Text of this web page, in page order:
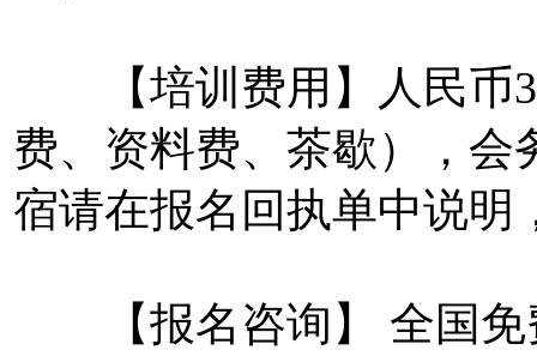
【培训费用】人民币
费、资料费、茶歇），会
宿请在报名回执单中说明
【报名咨询】 全国免